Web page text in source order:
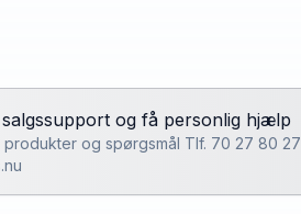
og få personlig hjælp
og spørgsmål Tlf. 70 27 80 27